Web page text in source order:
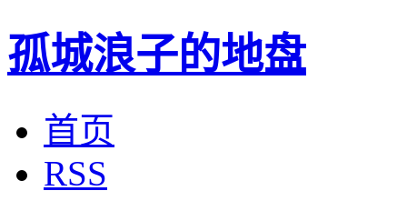
孤城浪子的地盘
首页
RSS